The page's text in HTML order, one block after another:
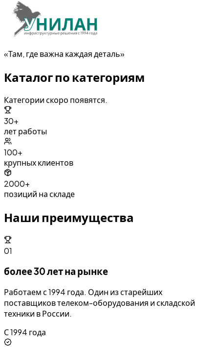
«Там, где важна каждая деталь»
Каталог по категориям
Категории скоро появятся.
30+
лет работы
100+
крупных клиентов
2000+
позиций на складе
Наши преимущества
01
более 30 лет на рынке
Работаем с 1994 года. Один из старейших
поставщиков телеком-оборудования и складской
техники в России.
С 1994 года